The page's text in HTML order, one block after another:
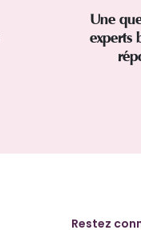
Une
experts
Restez